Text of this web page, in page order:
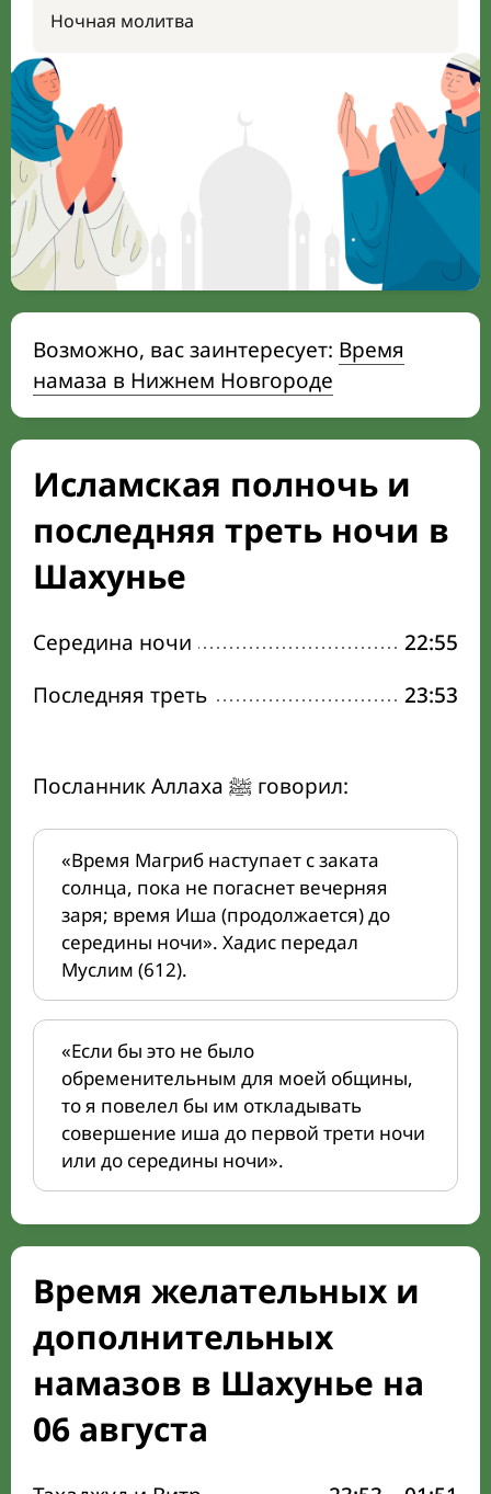
Ночная молитва
Возможно, вас заинтересует: Время
намаза в Нижнем Новгороде
Исламская полночь и
последняя треть ночи в
Шахунье
Середина ночи
22:55
Последняя треть
23:53
Посланник Аллаха ﷺ говорил:
«Время Магриб наступает с заката
солнца, пока не погаснет вечерняя
заря; время Иша (продолжается) до
середины ночи». Хадис передал
Муслим (612).
«Если бы это не было
обременительным для моей общины,
то я повелел бы им откладывать
совершение иша до первой трети ночи
или до середины ночи».
Время желательных и
дополнительных
намазов в Шахунье на
06 августа